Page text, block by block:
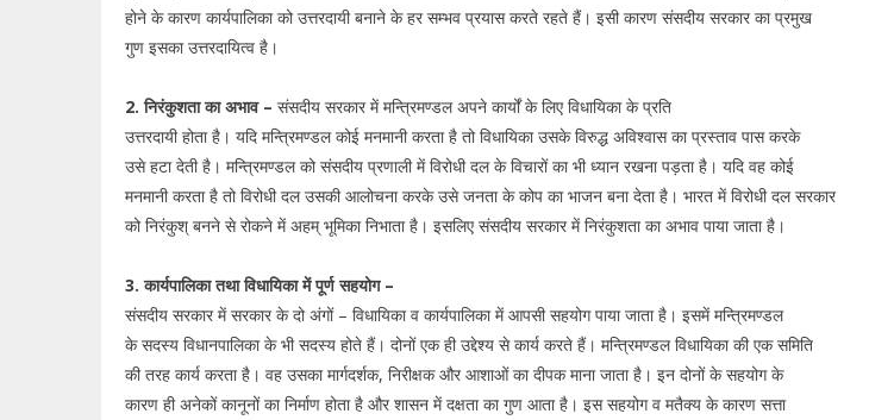
होने के कारण कार्यपालिका को उत्तरदायी बनाने के हर सम्भव प्रयास करते रहते हैं। इसी कारण संसदीय सरकार का प्रमुख
गुण इसका उत्तरदायित्व है।
2. निरंकुशता का अभाव – संसदीय सरकार में मन्त्रिमण्डल अपने कार्यों के लिए विधायिका के प्रति
उत्तरदायी होता है। यदि मन्त्रिमण्डल कोई मनमानी करता है तो विधायिका उसके विरुद्ध अविश्वास का प्रस्ताव पास करके
उसे हटा देती है। मन्त्रिमण्डल को संसदीय प्रणाली में विरोधी दल के विचारों का भी ध्यान रखना पड़ता है। यदि वह कोई
मनमानी करता है तो विरोधी दल उसकी आलोचना करके उसे जनता के कोप का भाजन बना देता है। भारत में विरोधी दल सरकार
को निरंकुश् बनने से रोकने में अहम् भूमिका निभाता है। इसलिए संसदीय सरकार में निरंकुशता का अभाव पाया जाता है।
3. कार्यपालिका तथा विधायिका में पूर्ण सहयोग –
संसदीय सरकार में सरकार के दो अंगों – विधायिका व कार्यपालिका में आपसी सहयोग पाया जाता है। इसमें मन्त्रिमण्डल
के सदस्य विधानपालिका के भी सदस्य होते हैं। दोनों एक ही उद्देश्य से कार्य करते हैं। मन्त्रिमण्डल विधायिका की एक समिति
की तरह कार्य करता है। वह उसका मार्गदर्शक, निरीक्षक और आशाओं का दीपक माना जाता है। इन दोनों के सहयोग के
कारण ही अनेकों कानूनों का निर्माण होता है और शासन में दक्षता का गुण आता है। इस सहयोग व मतैक्य के कारण सत्ता